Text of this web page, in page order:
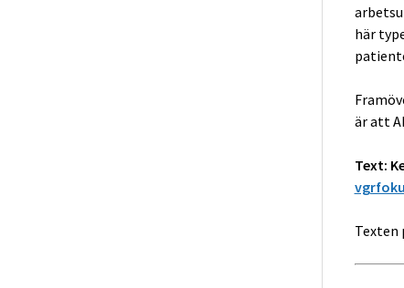
här
är att
Text:
Texten